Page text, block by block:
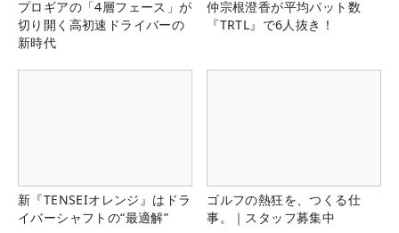
プロギアの「4層フェース」が
切り開く高初速ドライバーの
新時代
仲宗根澄香が平均パット数
『TRTL』で6人抜き！
新『TENSEIオレンジ』はドラ
イバーシャフトの“最適解”
ゴルフの熱狂を、つくる仕
事。｜スタッフ募集中